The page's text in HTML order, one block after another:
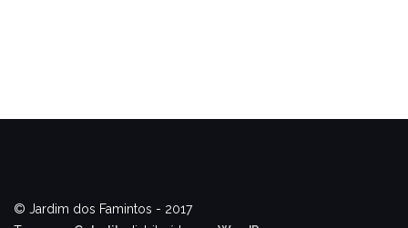
© Jardim dos Famintos - 2017